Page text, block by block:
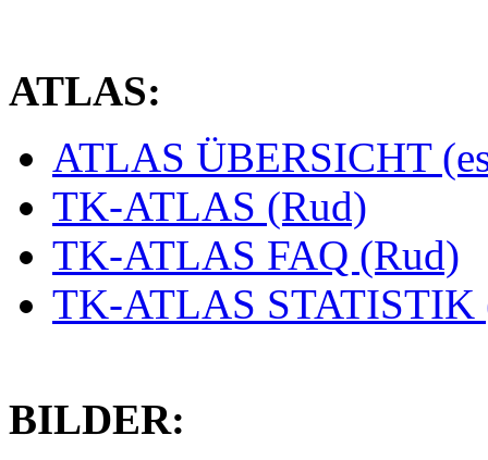
ATLAS:
ATLAS ÜBERSICHT
TK-ATLAS (Rud)
TK-ATLAS FAQ (Rud)
TK-ATLAS STATISTIK
BILDER: